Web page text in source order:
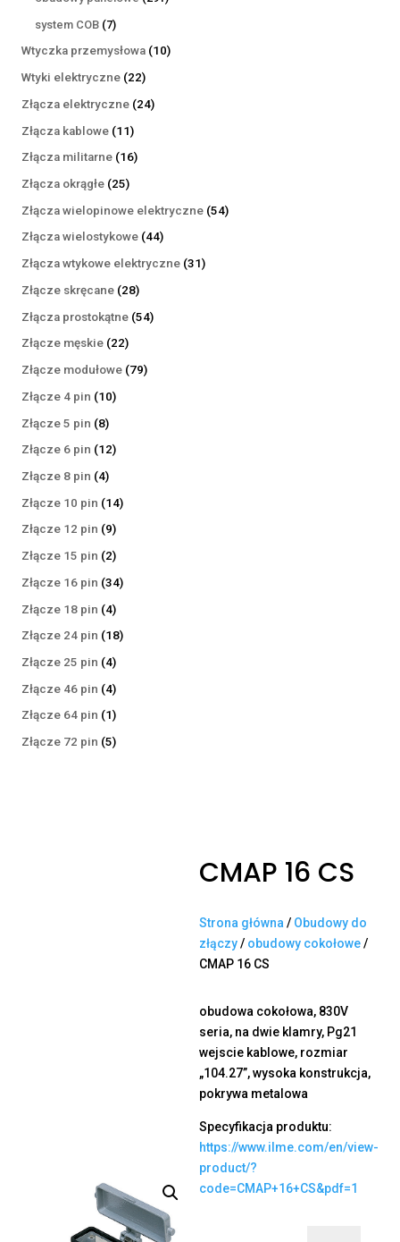
system COB 77
produktów
Wtyczka przemysłowa 1010
Wtyki elektryczne 2222
produkty
Złącza elektryczne 2424
Złącza kablowe 1111
produktów
Złącza militarne 1616
Złącza okrągłe 2525
produktów
Złącza wielopinowe elektryczne 5454
Złącza wielostykowe 4444
produkty
Złącza wtykowe elektryczne 3131
Złącze skręcane 2828
produktów
Złącza prostokątne 5454
Złącze męskie 2222
produkty
Złącze modułowe 7979
Złącze 4 pin 1010
Złącze 5 pin 88
produktów
Złącze 6 pin 1212
Złącze 8 pin 44
produkty
Złącze 10 pin 1414
Złącze 12 pin 99
produktów
Złącze 15 pin 22
produkty
Złącze 16 pin 3434
Złącze 18 pin 44
produkty
Złącze 24 pin 1818
Złącze 25 pin 44
produkty
Złącze 46 pin 44
produkty
Złącze 64 pin 11
produkt
Złącze 72 pin 55
CMAP 16 CS
Strona główna / Obudowy do
złączy/ obudowy cokołowe/
CMAP 16 CS
obudowa cokołowa, 830V
seria, na dwie klamry, Pg21
wejscie kablowe, rozmiar
„104.27”, wysoka konstrukcja,
pokrywa metalowa
Specyfikacja produktu:
https://www.ilme.com/en/view-
product/?
code=CMAP+16+CS&pdf=1